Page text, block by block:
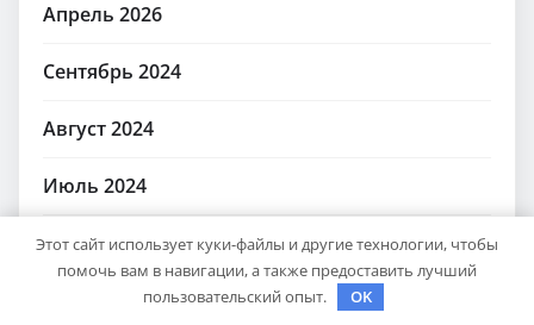
Апрель 2026
Сентябрь 2024
Август 2024
Июль 2024
Июнь 2024
Этот сайт использует куки-файлы и другие технологии, чтобы
помочь вам в навигации, а также предоставить лучший
пользовательский опыт.
OK